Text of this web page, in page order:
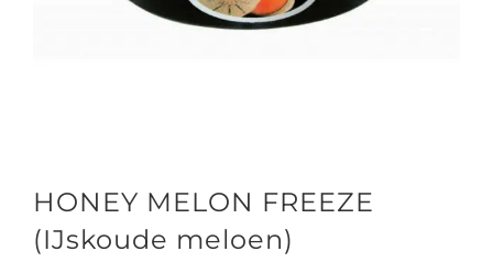
HONEY MELON FREEZE
(IJskoude meloen)